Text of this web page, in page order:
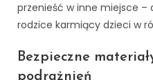
przenieść w inne miejsce –
rodzice karmiący dzieci w
Bezpieczne
podrażnień